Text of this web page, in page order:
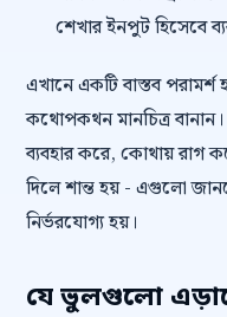
শেখার ইনপুট হিসেবে
এখানে একটি বাস্তব পরামর্শ
কথোপকথন মানচিত্র
ব্যবহার করে, কোথায় রাগ
দিলে শান্ত হয় - এগুলো
নির্ভরযোগ্য হয়।
যে ভুলগুলো